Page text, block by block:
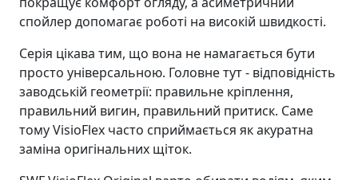
спойлер допомагає роботі на високій швидкості.
Серія цікава тим, що вона не намагається бути
просто універсальною. Головне тут - відповідність
заводській геометрії: правильне кріплення,
правильний вигин, правильний притиск. Саме
тому VisioFlex часто сприймається як акуратна
заміна оригінальних щіток.